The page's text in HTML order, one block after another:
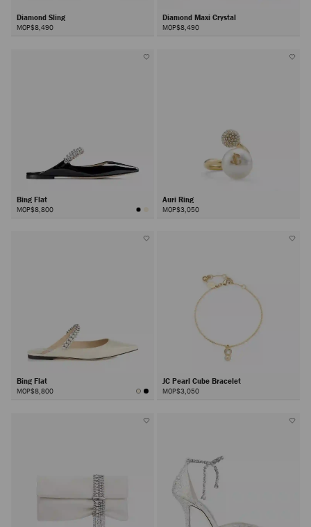
Diamond Sling
MOP$8,490
Diamond Maxi Crystal
MOP$8,490
Bing Flat
MOP$8,800
Auri Ring
MOP$3,050
Bing Flat
MOP$8,800
JC Pearl Cube Bracelet
MOP$3,050